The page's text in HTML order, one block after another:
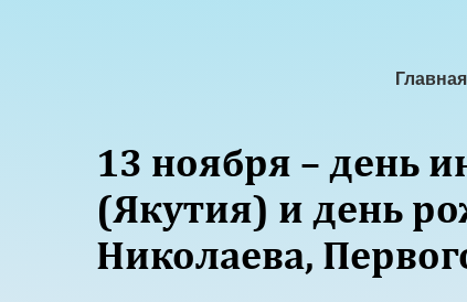
Главная
13 ноября – день
(Якутия) и день
Николаева,